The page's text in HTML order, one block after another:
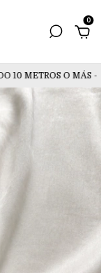
0
METROS O MÁS -